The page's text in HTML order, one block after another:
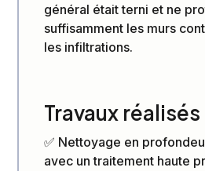
général était terni et ne
suffisamment les murs
les infiltrations.
Travaux réalisés
✅ Nettoyage en
avec un traitement haute